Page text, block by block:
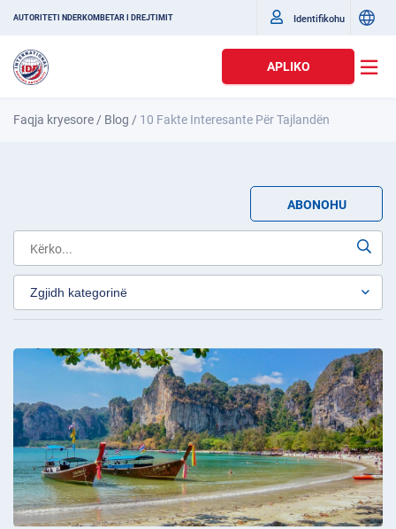
AUTORITETI NDËRKOMBËTAR I DREJTIMIT Identifikohu
APLIKO
Faqja kryesore / Blog / 10 Fakte Interesante Për Tajlandën
ABONOHU